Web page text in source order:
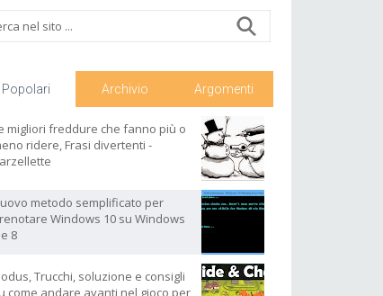
Popolari Archivio Argomenti
migliori freddure che fanno più o
ridere, Frasi divertenti -
metodo semplificato per
Windows 10 su Windows
8
Trucchi, soluzione e consigli
come andare avanti nel gioco per